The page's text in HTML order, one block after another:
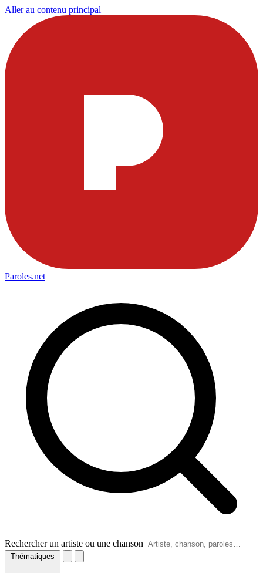
Aller au contenu principal
Paroles.net
Rechercher un artiste ou une chanson
Thématiques